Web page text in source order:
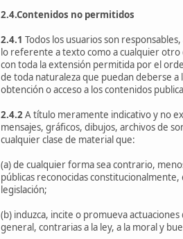
2.4.Contenidos no permitidos
2.4.1 Todos los usuarios son
lo referente a texto como a cualquier
con toda la extensión permitida por el
de toda naturaleza que puedan deberse
obtención o acceso a los contenidos
2.4.2A título meramente indicativo y no
mensajes, gráficos, dibujos, archivos de
cualquier clase de material que:
(a) de cualquier forma sea contrario,
públicas reconocidas
legislación;
(b) induzca, incite o promueva
general, contrarias a la ley, a la moral y